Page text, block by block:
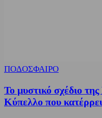
ΠΟΔΟΣΦΑΙΡΟ
Το μυστικό σχέδιο
Κύπελλο που